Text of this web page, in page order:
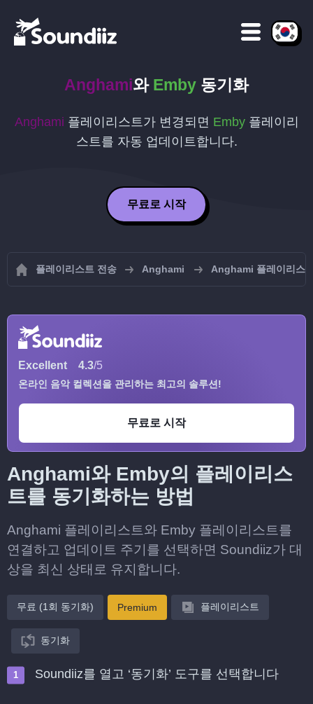
Anghami와 Emby 동기화
Anghami 플레이리스트가 변경되면 Emby플레이리
스트를 자동 업데이트합니다.
무료로 시작
플레이리스트 전송 Anghami Anghami 플레이리스
Excellent 4.3/5
온라인 음악 컬렉션을 관리하는 최고의 솔루션!
무료로 시작
Anghami와 Emby의 플레이리스
트를 동기화하는 방법
Anghami 플레이리스트와 Emby 플레이리스트를
연결하고 업데이트 주기를 선택하면 Soundiiz가 대
상을 최신 상태로 유지합니다.
무료 (1회 동기화) Premium 플레이리스트
동기화
Soundiiz를 열고 ‘동기화’ 도구를 선택합니다